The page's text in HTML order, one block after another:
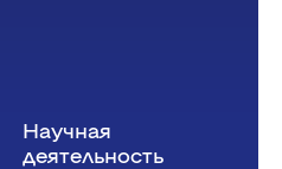
Научная
деятельность